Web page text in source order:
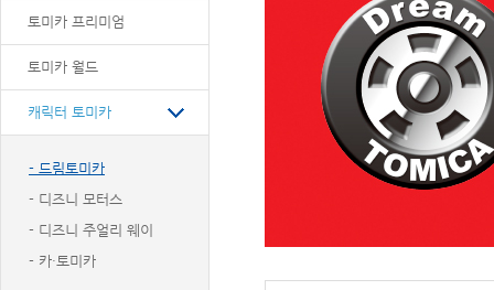
토미카 프리미엄
토미카 월드
캐릭터 토미카
- 드림토미카
- 디즈니 모터스
- 디즈니 주얼리 웨이
- 카·토미카